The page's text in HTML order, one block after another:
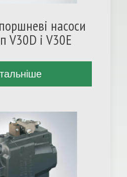
насоси
V30D і V30E